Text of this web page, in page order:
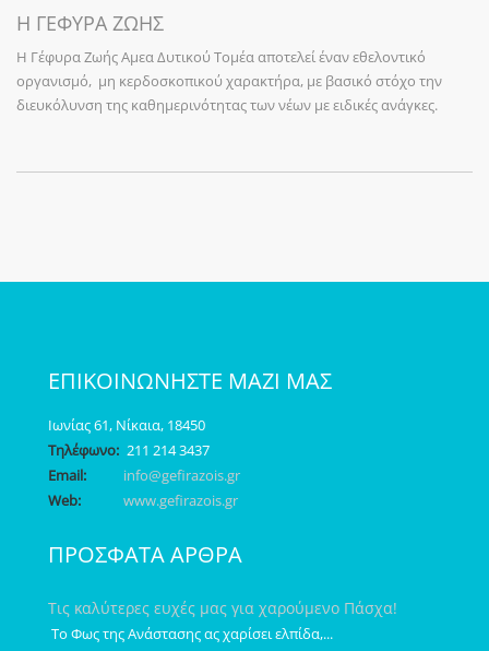
Η ΓΕΦΥΡΑ ΖΩΗΣ
Η Γέφυρα Ζωής Αμεα Δυτικού Τομέα αποτελεί έναν εθελοντικό
οργανισμό, μη κερδοσκοπικού χαρακτήρα, με βασικό στόχο την
διευκόλυνση της καθημερινότητας των νέων με ειδικές ανάγκες.
ΕΠΙΚΟΙΝΩΝΗΣΤΕ ΜΑΖΙ ΜΑΣ
Ιωνίας 61, Νίκαια, 18450
Τηλέφωνο:211 214 3437
Email:
info@gefirazois.gr
Web:
www.gefirazois.gr
ΠΡΟΣΦΑΤΑ ΑΡΘΡΑ
Τις καλύτερες ευχές μας για χαρούμενο Πάσχα!
Το Φως της Ανάστασης ας χαρίσει ελπίδα,...